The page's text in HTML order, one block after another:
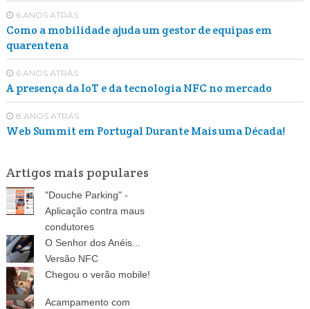
6 ANOS ATRÁS
Como a mobilidade ajuda um gestor de equipas em
quarentena
6 ANOS ATRÁS
A presença da IoT e da tecnologia NFC no mercado
8 ANOS ATRÁS
Web Summit em Portugal Durante Mais uma Década!
Artigos mais populares
"Douche Parking" -
Aplicação contra maus
condutores
O Senhor dos Anéis...
Versão NFC
Chegou o verão mobile!
Acampamento com